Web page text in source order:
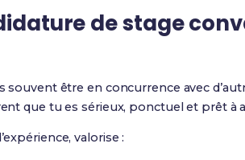
de stage
souvent être en concurrence avec
que tu es sérieux, ponctuel et prêt à
valorise :